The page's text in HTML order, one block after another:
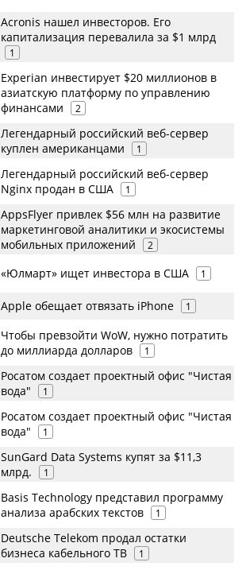
Acronis нашел инвесторов. Его
капитализация перевалила за $1 млрд
1
Experian инвестирует $20 миллионов в
азиатскую платформу по управлению
финансами
2
Легендарный российский веб-сервер
куплен американцами
1
Легендарный российский веб-сервер
Nginx продан в США
1
AppsFlyer привлек $56 млн на развитие
маркетинговой аналитики и экосистемы
мобильных приложений
2
«Юлмарт» ищет инвестора в США 1
Apple обещает отвязать iPhone 1
Чтобы превзойти WoW, нужно потратить
до миллиарда долларов
1
Росатом создает проектный офис "Чистая
вода"
1
Росатом создает проектный офис "Чистая
вода"
1
SunGard Data Systems купят за $11,3
млрд.
1
Basis Technology представил программу
анализа арабских текстов
1
Deutsche Telekom продал остатки
бизнеса кабельного ТВ
1